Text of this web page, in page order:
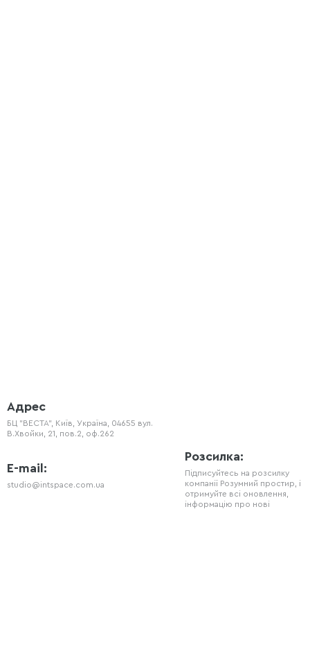
Адрес
БЦ "ВЕСТА", Київ, Україна, 04655 вул.
В.Хвойки, 21, пов.2, оф.262
E-mail:
studio@intspace.com.ua
Розсилка:
Підписуйтесь на розсилку
компанії Розумний простир, і
отримуйте всі оновлення,
інформацію про нові